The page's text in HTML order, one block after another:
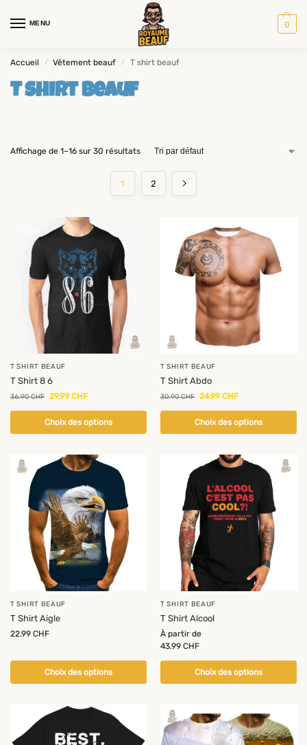
MENU 0
Accueil / Vêtement beauf / T shirt beauf
T shirt beauf
Affichage de 1–16 sur 30 résultats
1 2
T SHIRT BEAUF
T Shirt 8 6
36.90CHF 29.99 CHF
Choix des options
T SHIRT BEAUF
T Shirt Abdo
30.90CHF 24.99 CHF
Choix des options
T SHIRT BEAUF
T Shirt Aigle
22.99 CHF
Choix des options
T SHIRT BEAUF
T Shirt Alcool
À partir de
43.99 CHF
Choix des options
-23%